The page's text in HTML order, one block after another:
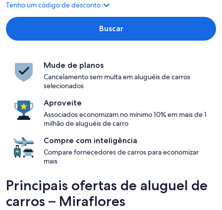
Tenho um código de desconto
Buscar
Mude de planos
Cancelamento sem multa em aluguéis de carros
selecionados
Aproveite
Associados economizam no mínimo 10% em mais de 1
milhão de aluguéis de carro
Compre com inteligência
Compare fornecedores de carros para economizar
mais
Principais ofertas de aluguel de
carros – Miraflores